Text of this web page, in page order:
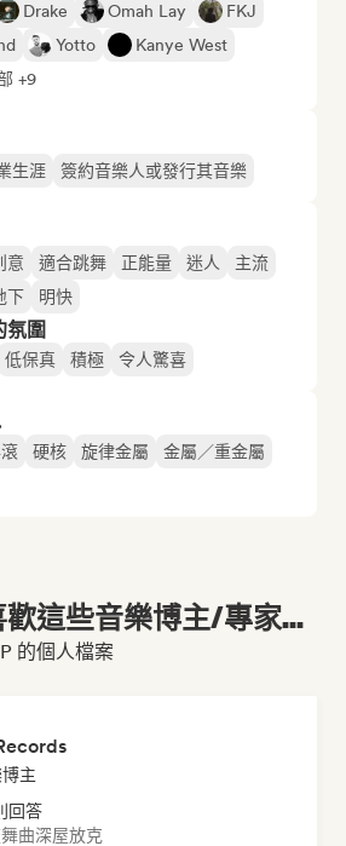
Drake Omah Lay
FKJ
Yotto
Kanye West
+9
生涯 簽約音樂人或發行其音樂
意 適合跳舞 正能量 迷人
主流
下 明快
氛圍
低保真 積極 令人驚喜
硬核 旋律金屬
金屬／重金屬
這些音樂博主/專家...
的個人檔案
主
回答
舞曲深屋放克